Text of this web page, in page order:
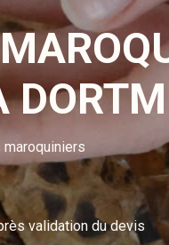
validation du devis